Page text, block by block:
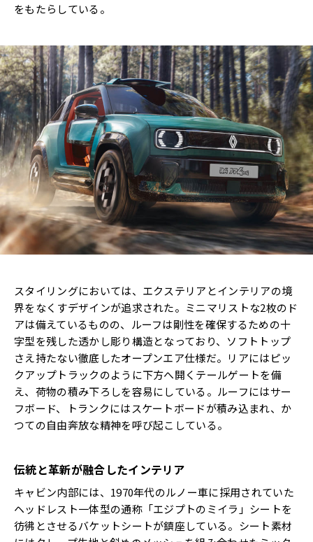
をもたらしている。
スタイリングにおいては、エクステリアとインテリアの境
界をなくすデザインが追求された。ミニマリストな2枚のド
アは備えているものの、ルーフは剛性を確保するための十
字型を残した透かし彫り構造となっており、ソフトトップ
さえ持たない徹底したオープンエア仕様だ。リアにはピッ
クアップトラックのように下方へ開くテールゲートを備
え、荷物の積み下ろしを容易にしている。ルーフにはサー
フボード、トランクにはスケートボードが積み込まれ、か
つての自由奔放な精神を呼び起こしている。
伝統と革新が融合したインテリア
キャビン内部には、1970年代のルノー車に採用されていた
ヘッドレスト一体型の通称「エジプトのミイラ」シートを
彷彿とさせるバケットシートが鎮座している。シート素材